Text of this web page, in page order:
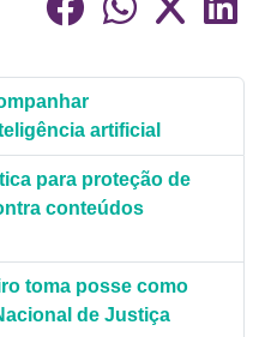
artificial
para proteção de
conteúdos
toma posse como
de Justiça